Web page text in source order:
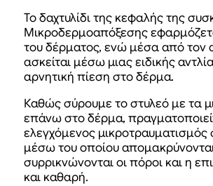
Το δαχτυλίδι της κεφαλής της
Μικροδερμοαπόξεσης
του δέρματος, ενώ μέσα από τον
ασκείται μέσω μιας ειδικής
αρνητική πίεση στο δέρμα.
Καθώς σύρουμε το στυλεό με τα
επάνω στο δέρμα,
ελεγχόμενος μικροτραυματισμός
μέσω του οποίου
συρρικνώνονται οι πόροι και η
και καθαρή.